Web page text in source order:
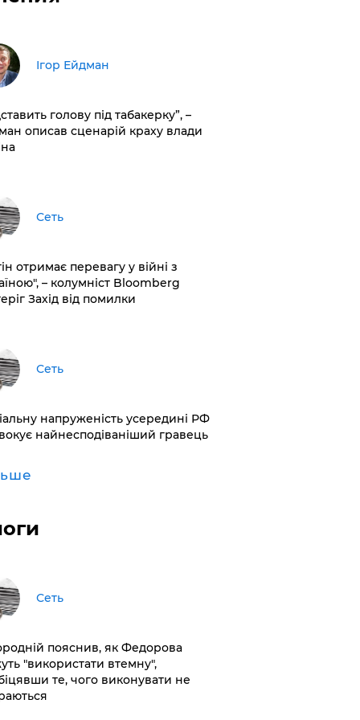
Ігор Ейдман
голову під табакерку”, –
описав сценарій краху влади
Сеть
отримає перевагу у війні з
– колумніст Bloomberg
Захід від помилки
Сеть
напруженість усередині РФ
найнесподіваніший гравець
Сеть
пояснив, як Федорова
"використати втемну",
те, чого виконувати не